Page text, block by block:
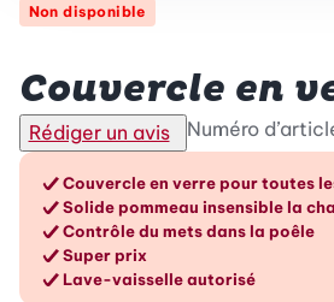
Non disponible
Couvercle en
Rédiger un avis Numéro
Les
Couvercle en verre pour toutes
Solide pommeau insensible la
Contrôle du mets dans la poêle
Super prix
Lave-vaisselle autorisé